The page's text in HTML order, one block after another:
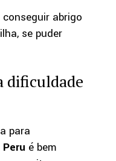
abrigo
se puder
dificuldade
para
é bem